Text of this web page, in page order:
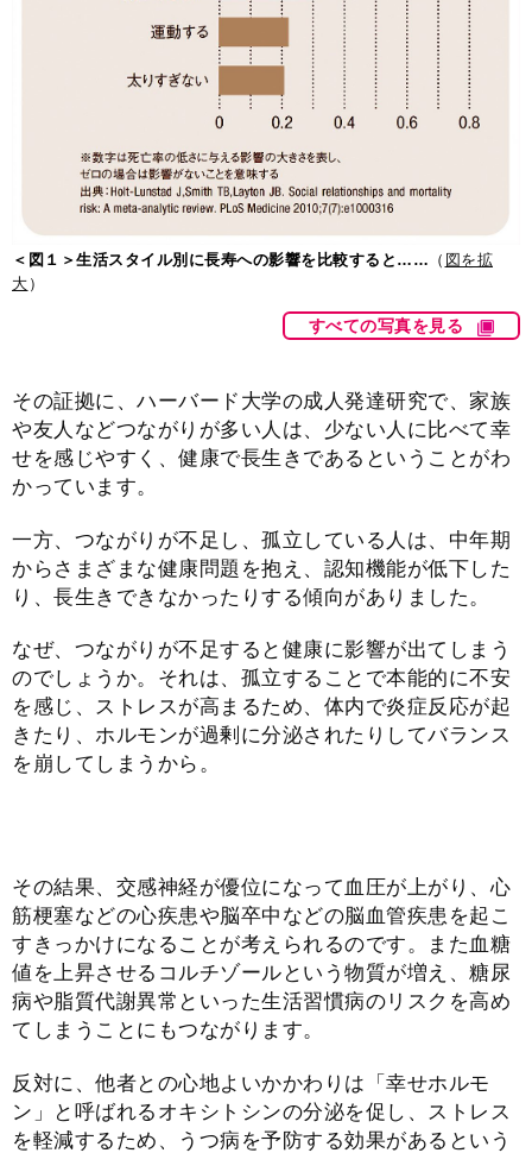
＜図１＞生活スタイル別に長寿への影響を比較すると…… （ 図を拡
大 ）
すべての写真を見る
その証拠に、ハーバード大学の成人発達研究で、家族
や友人などつながりが多い人は、少ない人に比べて幸
せを感じやすく、健康で長生きであるということがわ
かっています。
一方、つながりが不足し、孤立している人は、中年期
からさまざまな健康問題を抱え、認知機能が低下した
り、長生きできなかったりする傾向がありました。
なぜ、つながりが不足すると健康に影響が出てしまう
のでしょうか。それは、孤立することで本能的に不安
を感じ、ストレスが高まるため、体内で炎症反応が起
きたり、ホルモンが過剰に分泌されたりしてバランス
を崩してしまうから。
その結果、交感神経が優位になって血圧が上がり、心
筋梗塞などの心疾患や脳卒中などの脳血管疾患を起こ
すきっかけになることが考えられるのです。また血糖
値を上昇させるコルチゾールという物質が増え、糖尿
病や脂質代謝異常といった生活習慣病のリスクを高め
てしまうことにもつながります。
反対に、他者との心地よいかかわりは「幸せホルモ
ン」と呼ばれるオキシトシンの分泌を促し、ストレス
を軽減するため、うつ病を予防する効果があるという